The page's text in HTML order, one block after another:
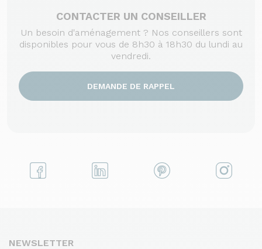
CONTACTER UN CONSEILLER
Un besoin d'aménagement ? Nos conseillers sont
disponibles pour vous de 8h30 à 18h30 du lundi au
vendredi.
DEMANDE DE RAPPEL
NEWSLETTER